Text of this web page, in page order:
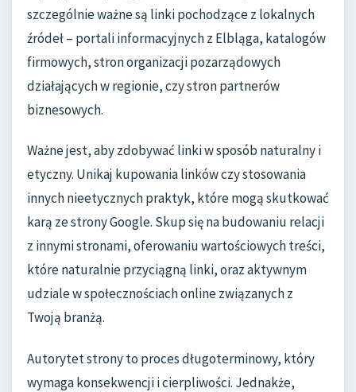
szczególnie ważne są linki pochodzące z lokalnych
źródeł – portali informacyjnych z Elbląga, katalogów
firmowych, stron organizacji pozarządowych
działających w regionie, czy stron partnerów
biznesowych.
Ważne jest, aby zdobywać linki w sposób naturalny i
etyczny. Unikaj kupowania linków czy stosowania
innych nieetycznych praktyk, które mogą skutkować
karą ze strony Google. Skup się na budowaniu relacji
z innymi stronami, oferowaniu wartościowych treści,
które naturalnie przyciągną linki, oraz aktywnym
udziale w społecznościach online związanych z
Twoją branżą.
Autorytet strony to proces długoterminowy, który
wymaga konsekwencji i cierpliwości. Jednakże,